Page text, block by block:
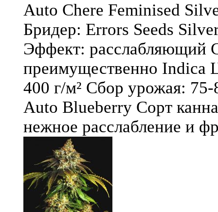
Auto Chere Feminised
Бридер: Errors Seeds
Эффект: расслабляющий
преимущественно Indica
400 г/м² Сбор урожая:
Auto Blueberry Сорт
нежное расслабление и